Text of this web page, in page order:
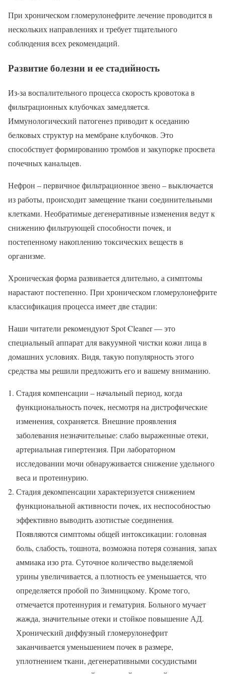
При хроническом гломерулонефрите лечение проводится в
нескольких направлениях и требует тщательного
соблюдения всех рекомендаций.
Развитие болезни и ее стадийность
Из-за воспалительного процесса скорость кровотока в
фильтрационных клубочках замедляется.
Иммунологический патогенез приводит к оседанию
белковых структур на мембране клубочков. Это
способствует формированию тромбов и закупорке просвета
почечных канальцев.
Нефрон – первичное фильтрационное звено – выключается
из работы, происходит замещение ткани соединительными
клетками. Необратимые дегенеративные изменения ведут к
снижению фильтрующей способности почек, и
постепенному накоплению токсических веществ в
организме.
Хроническая форма развивается длительно, а симптомы
нарастают постепенно. При хроническом гломерулонефрите
классификация процесса имеет две стадии:
Наши читатели рекомендуютSpot Cleaner — это
специальный аппарат для вакуумной чистки кожи лица в
домашних условиях. Видя, такую популярность этого
средства мы решили предложить его и вашему вниманию.
Стадия компенсации – начальный период, когда
функциональность почек, несмотря на дистрофические
изменения, сохраняется. Внешние проявления
заболевания незначительные: слабо выраженные отеки,
артериальная гипертензия. При лабораторном
исследовании мочи обнаруживается снижение удельного
веса и протеинурию.
Стадия декомпенсации характеризуется снижением
функциональной активности почек, их неспособностью
эффективно выводить азотистые соединения.
Появляются симптомы общей интоксикации: головная
боль, слабость, тошнота, возможна потеря сознания, запах
аммиака изо рта. Суточное количество выделяемой
урины увеличивается, а плотность ее уменьшается, что
определяется пробой по Зимницкому. Кроме того,
отмечается протеинурия и гематурия. Больного мучает
жажда, значительные отеки и стойкое повышение АД.
Хронический диффузный гломерулонефрит
заканчивается уменьшением почек в размере,
уплотнением ткани, дегенеративными сосудистыми